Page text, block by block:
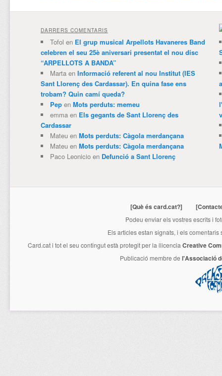
DARRERS COMENTARIS
Tofol en El grup musical Arpellots Havaneres Band
celebren el seu 25è aniversari presentat el nou disc
“ARPELLOTS A BANDA”
Martaen Informació referent al nou Institut (IES
Sant Llorenç des Cardassar). En quina fase ens
trobam? Quin camí queda?
Pepen Mots perduts: memeu
emmaen Els gegants de Sant Llorenç des
Cardassar
Mateuen Mots perduts: Càgola merdançana
Mateuen Mots perduts: Càgola merdançana
Paco Leonicioen Defunció a Sant Llorenç
[Què és card.cat?]
Podeu enviar els vostres escrits i
Els articles estan signats, i els
Card.cati tot el seu contingut està protegit per la llicencia Creative
Publicació membre de l'Associació